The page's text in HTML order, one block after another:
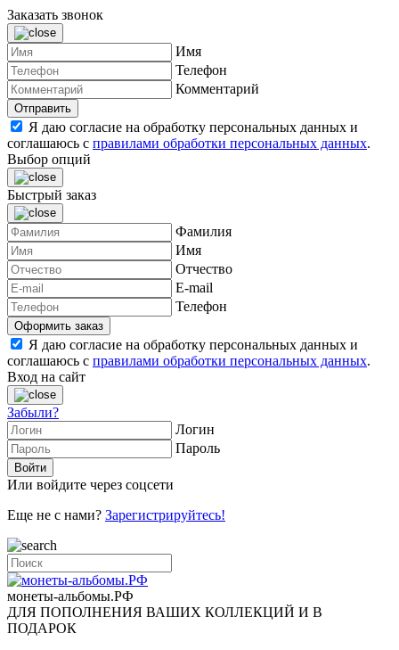
Заказать звонок
Имя
Телефон
Комментарий
Я даю согласие на обработку персональных данных и
соглашаюсь с правилами обработки персональных данных.
Выбор опций
Быстрый заказ
Фамилия
Имя
Отчество
E-mail
Телефон
Я даю согласие на обработку персональных данных и
соглашаюсь с правилами обработки персональных данных.
Вход на сайт
Забыли?
Логин
Пароль
Или войдите через соцсети
Еще не с нами? Зарегистрируйтесь!
монеты-альбомы.РФ
ДЛЯ ПОПОЛНЕНИЯ ВАШИХ КОЛЛЕКЦИЙ И В
ПОДАРОК